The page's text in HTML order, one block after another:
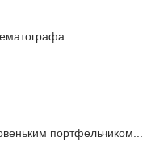
портфельчиком...